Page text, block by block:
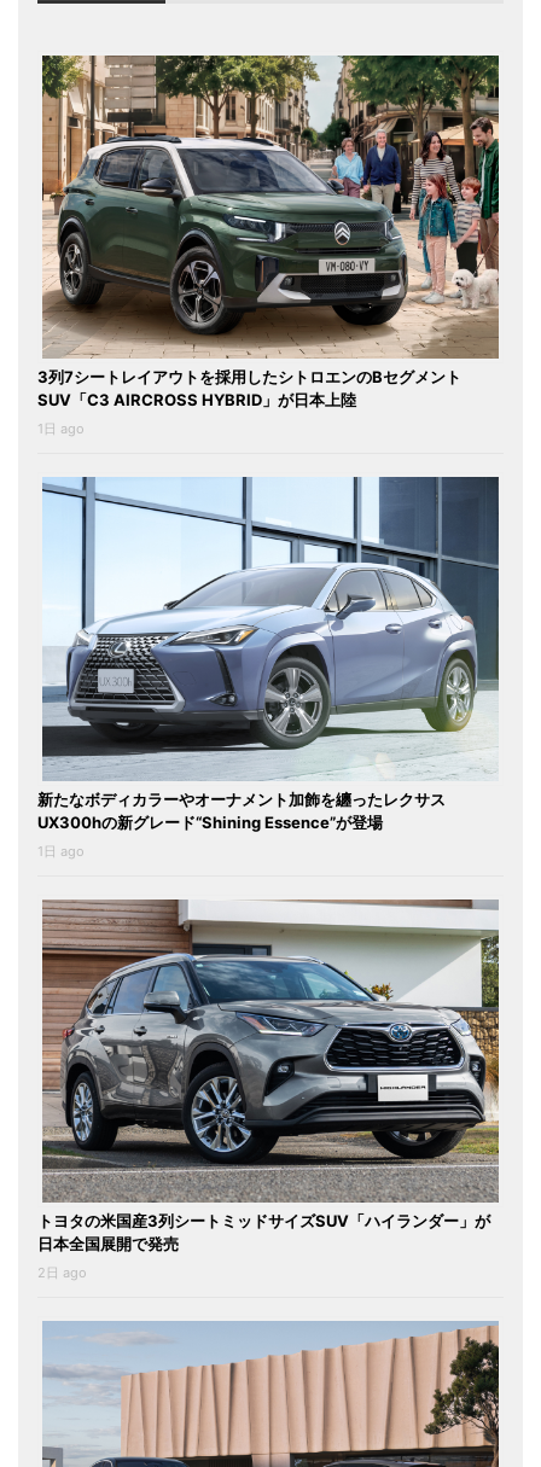
3列7シートレイアウトを採用したシトロエンのBセグメント
SUV「C3 AIRCROSS HYBRID」が日本上陸
1日 ago
新たなボディカラーやオーナメント加飾を纏ったレクサス
UX300hの新グレード“Shining Essence”が登場
1日 ago
トヨタの米国産3列シートミッドサイズSUV「ハイランダー」が
日本全国展開で発売
2日 ago